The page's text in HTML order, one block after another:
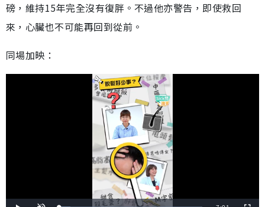
磅，維持15年完全沒有復胖。不過他亦警告，即使救回
來，心臟也不可能再回到從前。
同場加映：